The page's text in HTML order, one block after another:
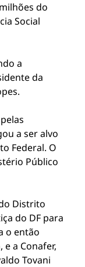
do
Social
a
da
a ser alvo
Federal. O
Público
Distrito
do DF para
o então
a Conafer,
Tovani